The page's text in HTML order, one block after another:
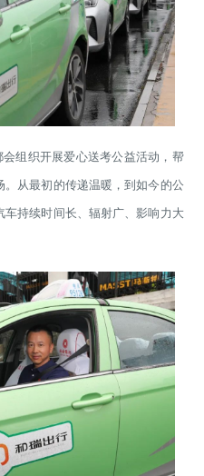
织开展爱心送考公益活动，帮
。从最初的传递温暖，到如今的公
车持续时间长、辐射广、影响力大